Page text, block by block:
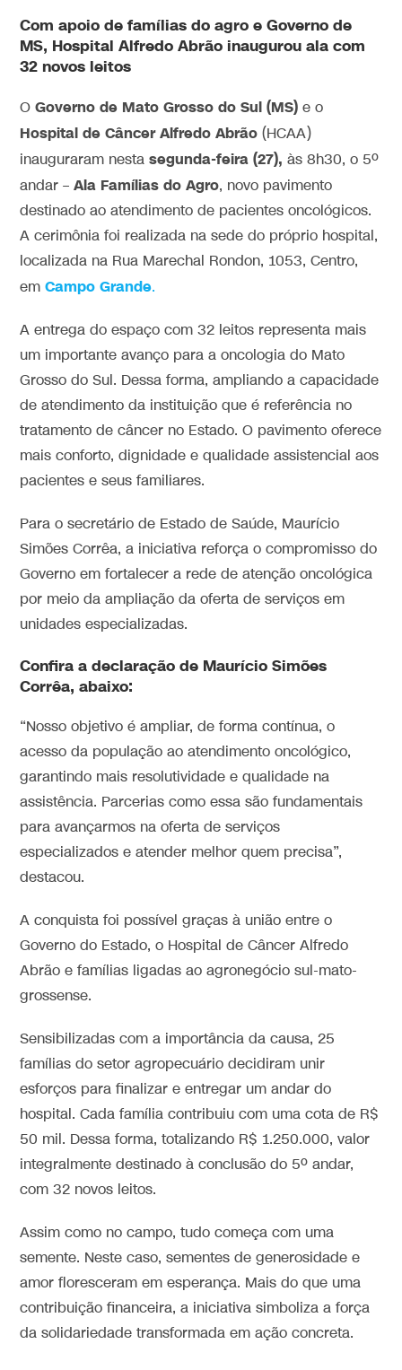
Com apoio de famílias do agro e Governo de
MS, Hospital Alfredo Abrão inaugurou ala com
32 novos leitos
OGoverno de Mato Grosso do Sul (MS) e o
Hospital de Câncer Alfredo Abrão (HCAA)
inauguraram nestasegunda-feira (27), às 8h30, o 5º
andar –Ala Famílias do Agro, novo pavimento
destinado ao atendimento de pacientes oncológicos.
A cerimônia foi realizada na sede do próprio hospital,
localizada na Rua Marechal Rondon, 1053, Centro,
em Campo Grande.
A entrega do espaço com 32 leitos representa mais
um importante avanço para a oncologia do Mato
Grosso do Sul. Dessa forma, ampliando a capacidade
de atendimento da instituição que é referência no
tratamento de câncer no Estado. O pavimento oferece
mais conforto, dignidade e qualidade assistencial aos
pacientes e seus familiares.
Para o secretário de Estado de Saúde, Maurício
Simões Corrêa, a iniciativa reforça o compromisso do
Governo em fortalecer a rede de atenção oncológica
por meio da ampliação da oferta de serviços em
unidades especializadas.
Confira a declaração de Maurício Simões
Corrêa, abaixo:
“Nosso objetivo é ampliar, de forma contínua, o
acesso da população ao atendimento oncológico,
garantindo mais resolutividade e qualidade na
assistência. Parcerias como essa são fundamentais
para avançarmos na oferta de serviços
especializados e atender melhor quem precisa”,
destacou.
A conquista foi possível graças à união entre o
Governo do Estado, o Hospital de Câncer Alfredo
Abrão e famílias ligadas ao agronegócio sul-mato-
grossense.
Sensibilizadas com a importância da causa, 25
famílias do setor agropecuário decidiram unir
esforços para finalizar e entregar um andar do
hospital. Cada família contribuiu com uma cota de R$
50 mil. Dessa forma, totalizando R$ 1.250.000, valor
integralmente destinado à conclusão do 5º andar,
com 32 novos leitos.
Assim como no campo, tudo começa com uma
semente. Neste caso, sementes de generosidade e
amor floresceram em esperança. Mais do que uma
contribuição financeira, a iniciativa simboliza a força
da solidariedade transformada em ação concreta.